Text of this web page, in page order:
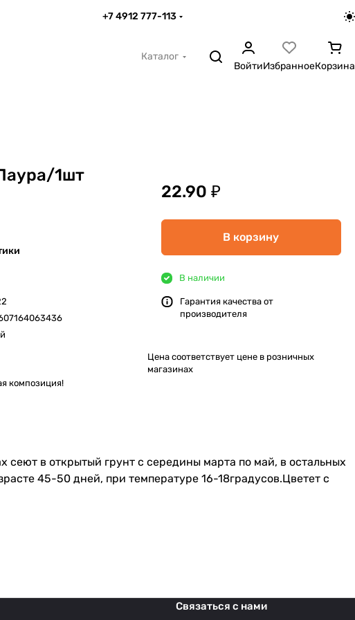
+7 4912 777-113
Каталог
ВойтиИзбранноеКорзина
1шт
композиция!
22.90 ₽
В корзину
В наличии
Гарантия качества от
производителя
Цена соответствует цене в розничных
магазинах
в открытый грунт с середины марта по май, в остальных
45-50 дней, при температуре 16-18градусов.Цветет с
Связаться с нами